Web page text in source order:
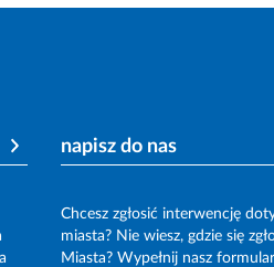
napisz do nas
Chcesz zgłosić interwencję
miasta? Nie wiesz, gdzie się
Miasta? Wypełnij nasz